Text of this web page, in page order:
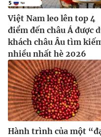
Việt Nam leo lên top 4
điểm đến châu Á được
khách châu Âu tìm
nhiều nhất hè 2026
Hành trình của một